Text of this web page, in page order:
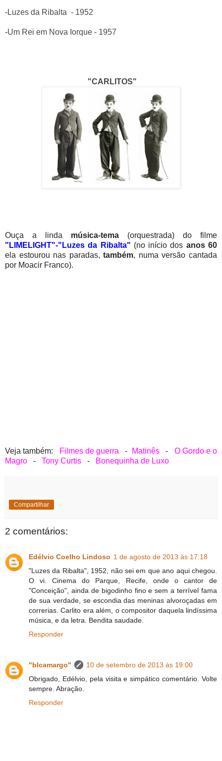
-Luzes da Ribalta - 1952
-Um Rei em Nova Iorque - 1957
"CARLITOS"
Ouça a linda música-tema (orquestrada) do filme
"LIMELIGHT"-"Luzes da Ribalta" (no início dos anos 60
ela estourou nas paradas,também, numa versão cantada
por Moacir Franco).
Veja também: Filmes de guerra - Matinês - O Gordo e o
Magro - Tony Curtis - Bonequinha de Luxo
Compartilhar
2 comentários:
Edélvio Coelho Lindoso 1 de agosto de 2013 às 17:18
"Luzes da Ribalta", 1952, não sei em que ano aqui chegou.
O vi. Cinema do Parque, Recife, onde o cantor de
"Conceição", ainda de bigodinho fino e sem a terrível fama
de sua verdade, se escondia das meninas alvoroçadas em
correrias. Carlito era além, o compositor daquela lindíssima
música, e da letra. Bendita saudade.
Responder
"blcamargo"
10 de setembro de 2013 às 19:00
Obrigado, Edélvio, pela visita e simpático comentário. Volte
sempre. Abração.
Responder